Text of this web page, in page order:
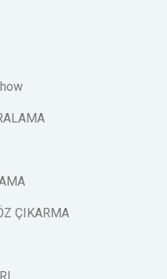
ÇIKARMA